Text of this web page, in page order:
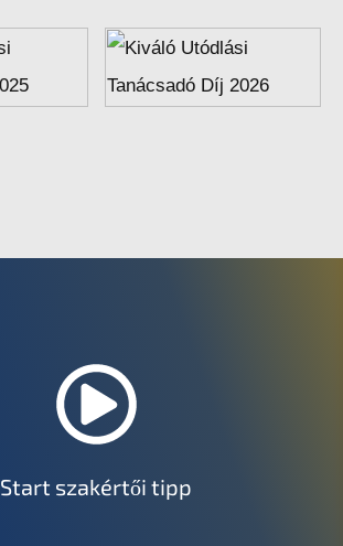
Start szakértői tipp